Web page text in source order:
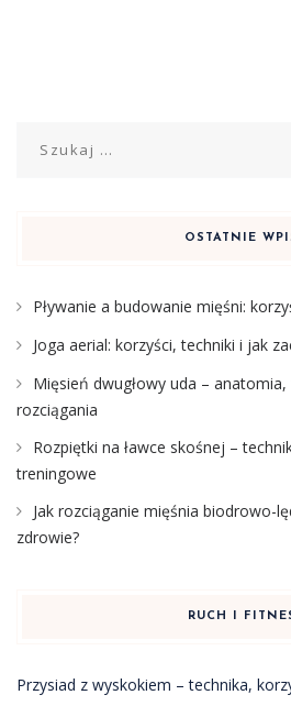
OSTATNIE
Pływanie a budowanie mięśni:
Joga aerial: korzyści, techniki i jak
Mięsień dwugłowy uda –
rozciągania
Rozpiętki na ławce skośnej –
treningowe
Jak rozciąganie mięśnia biodrowo-
zdrowie?
RUCH I
Przysiad z wyskokiem – technika,